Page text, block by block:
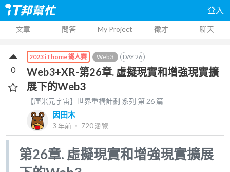
登入
文章 問答 My Project 徵才 聊天
2023 iThome 鐵人賽 Web 3 DAY26
Web3+XR-第26章. 虛擬現實和增強現實擴
展下的Web3
【厘米元宇宙】世界重構計劃 系列 第26 篇
因田木
3 年前 ‧ 720瀏覽
0
第26章. 虛擬現實和增強現實擴展